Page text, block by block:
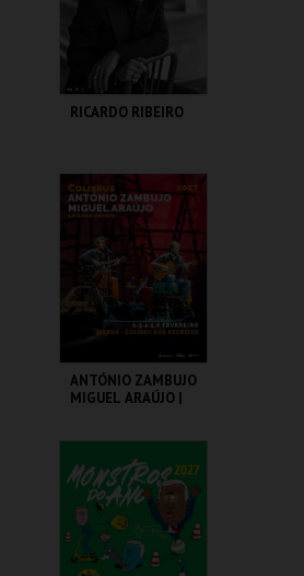
RICARDO RIBEIRO
COLISEU DE LISBOA
MAIS INFO
COMPRAR
ANTÓNIO ZAMBUJO
MIGUEL ARAÚJO |
MAIS INFO
COMPRAR